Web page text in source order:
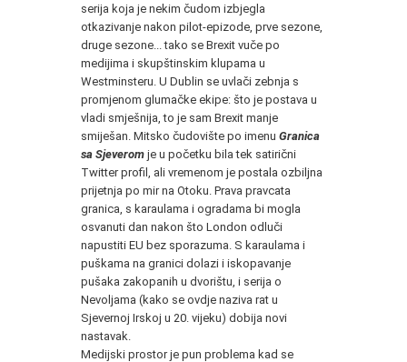
serija koja je nekim čudom izbjegla
otkazivanje nakon pilot-epizode, prve sezone,
druge sezone... tako se Brexit vuče po
medijima i skupštinskim klupama u
Westminsteru. U Dublin se uvlači zebnja s
promjenom glumačke ekipe: što je postava u
vladi smješnija, to je sam Brexit manje
smiješan. Mitsko čudovište po imenu Granica
sa Sjeverom je u početku bila tek satirični
Twitter profil, ali vremenom je postala ozbiljna
prijetnja po mir na Otoku. Prava pravcata
granica, s karaulama i ogradama bi mogla
osvanuti dan nakon što London odluči
napustiti EU bez sporazuma. S karaulama i
puškama na granici dolazi i iskopavanje
pušaka zakopanih u dvorištu, i serija o
Nevoljama (kako se ovdje naziva rat u
Sjevernoj Irskoj u 20. vijeku) dobija novi
nastavak.
Medijski prostor je pun problema kad se